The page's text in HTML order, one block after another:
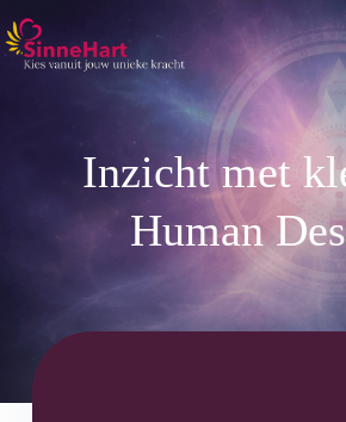
Inzicht met
Human